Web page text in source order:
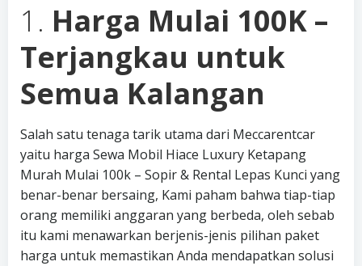
1. Harga Mulai 100K –
Terjangkau untuk
Semua Kalangan
Salah satu tenaga tarik utama dari Meccarentcar
yaitu harga Sewa Mobil Hiace Luxury Ketapang
Murah Mulai 100k – Sopir & Rental Lepas Kunci yang
benar-benar bersaing, Kami paham bahwa tiap-tiap
orang memiliki anggaran yang berbeda, oleh sebab
itu kami menawarkan berjenis-jenis pilihan paket
harga untuk memastikan Anda mendapatkan solusi